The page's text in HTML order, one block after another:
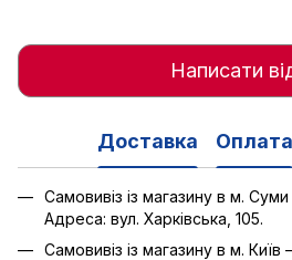
Написати
Доставка Оплата
Самовивіз із магазину в м.
Адреса: вул. Харківська, 105.
Самовивіз із магазину в м.